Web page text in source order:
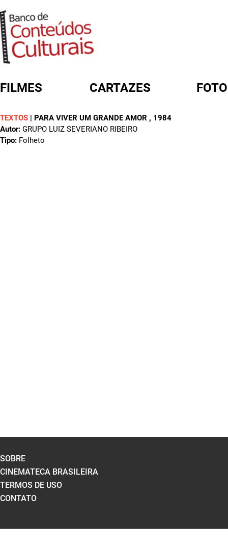
FILMES CARTAZES
TEXTOS | PARA VIVER UM GRANDE AMOR , 1984
Autor: GRUPO LUIZ SEVERIANO RIBEIRO
Tipo: Folheto
FORMULÁRIO DE BUSCA
SOBRE
CINEMATECA BRASILEIRA
TERMOS DE USO
CONTATO